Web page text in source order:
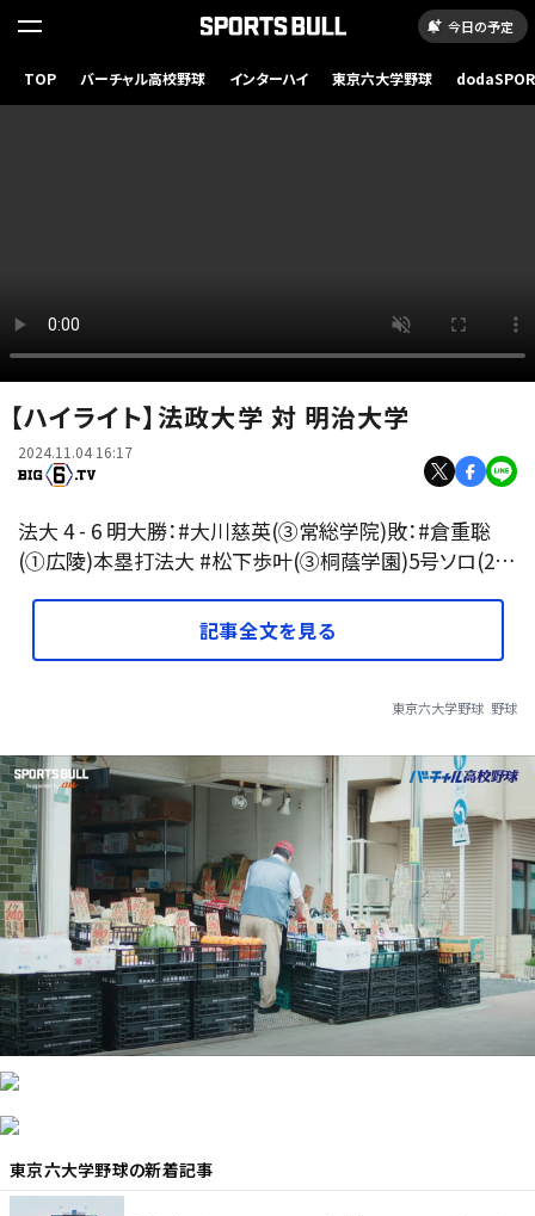
今日の予定
TOP バーチャル高校野球 インターハイ 東京六大学野球
【ハイライト】法政大学 対 明治大学
2024.11.04 16:17
法大 4 - 6 明大勝：#大川慈英(③常総学院)敗：#倉重聡
(①広陵)本塁打法大 #松下歩叶(③桐蔭学園)5号ソロ(2…
記事全文を見る
東京六大学野球 野球
東京六大学野球の新着記事